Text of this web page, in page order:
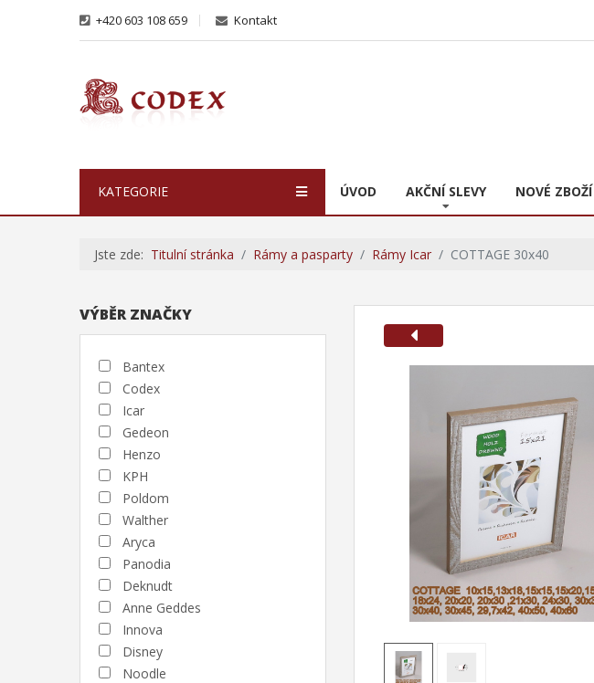
+420 603 108 659 Kontakt
KATEGORIE ÚVOD AKČNÍ SLEVY NOVÉ ZBOŽÍ
Jste zde: Titulní stránka Rámy a pasparty Rámy Icar COTTAGE 30x40
VÝBĚR ZNAČKY
Bantex
Codex
Icar
Gedeon
Henzo
KPH
Poldom
Walther
Aryca
Panodia
Deknudt
Anne Geddes
Innova
Disney
Noodle